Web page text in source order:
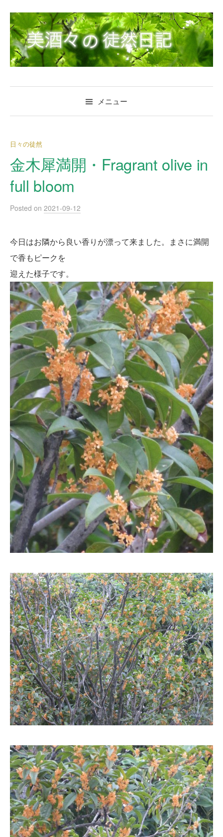
ン
テ
ン
ツ
ス
ッ
メニュー
日々の徒然
金木犀満開・Fragrant olive in
full bloom
Posted on 2021-09-12
今日はお隣から良い香りが漂って来ました。まさに満開
で香もピークを
迎えた様子です。